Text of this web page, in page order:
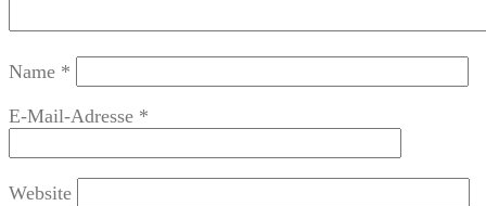
Name *
E-Mail-Adresse *
Website